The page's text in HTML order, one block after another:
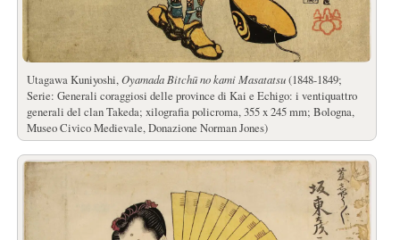
Utagawa Kuniyoshi,Oyamada Bitchū no kami Masatatsu(1848-1849;
Serie: Generali coraggiosi delle province di Kai e Echigo: i ventiquattro
generali del clan Takeda; xilografia policroma, 355 x 245 mm; Bologna,
Museo Civico Medievale, Donazione Norman Jones)